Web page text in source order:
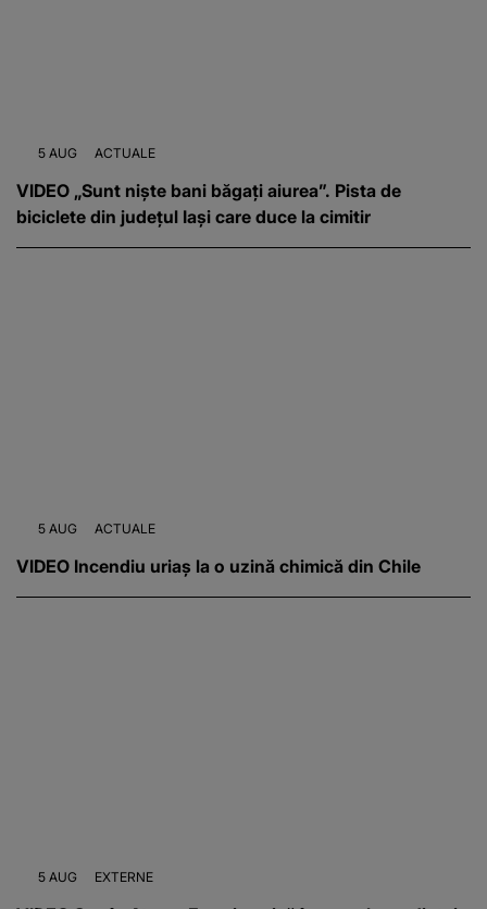
5 AUG ACTUALE
VIDEO „Sunt niște bani băgați aiurea”. Pista de
biciclete din județul Iași care duce la cimitir
5 AUG ACTUALE
VIDEO Incendiu uriaș la o uzină chimică din Chile
5 AUG EXTERNE